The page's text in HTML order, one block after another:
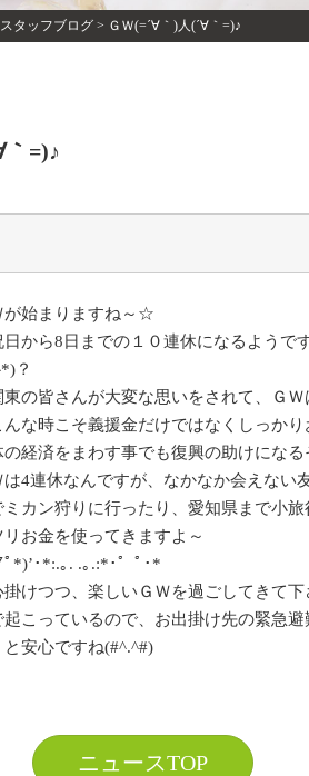
スタッフブログ> ＧＷ(=´∀｀)人(´∀｀=)♪
｀=)♪
が始まりますね～☆
から8日までの１０連休になるようで
？
の皆さんが大変な思いをされて、Ｇ
な時こそ義援金だけではなくしっか
経済をまわす事でも復興の助けにな
4連休なんですが、なかなか会えない
カン狩りに行ったり、愛知県まで小
お金を使ってきますよ～
*)’･*:.｡. .｡.:*･゜ﾟ･*
けつつ、楽しいＧＷを過ごしてきて下
こっているので、お出掛け先の緊急
と安心ですね(#^.^#)
ニュースTOP